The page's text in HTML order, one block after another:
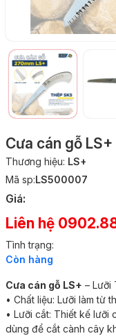
Cưa cán gỗ LS+
Thương hiệu: LS+
Mã sp:LS500007
Giá:
Liên hệ
Tình trạng:
Còn hàng
Cưa cán gỗ LS+ – Lưỡi
• Chất liệu: Lưỡi làm từ
• Lưỡi cắt: Thiết kế
dùng để cắt cành cây